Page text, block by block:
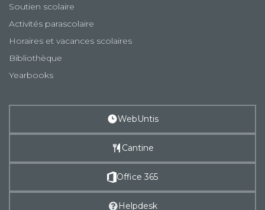
Soutien scolaire
Activités parascolaire
Horaires et vacances scolaires
Bibliothèque
Yearbooks
WebUntis
Cantine
Office 365
Helpdesk